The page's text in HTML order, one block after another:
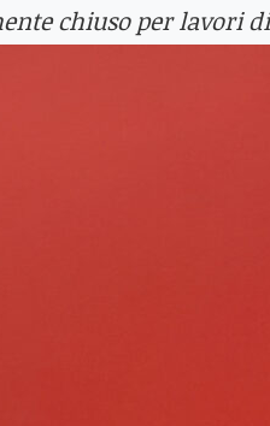
chiuso per lavori